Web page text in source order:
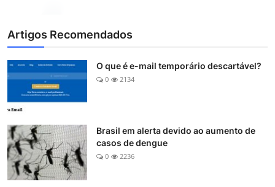
Artigos Recomendados
O que é e-mail temporário descartável?
0 2134
Brasil em alerta devido ao aumento de
casos de dengue
0 2236